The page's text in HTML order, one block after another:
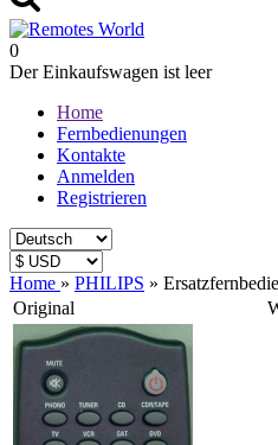
0
Der Einkaufswagen ist leer
Home
Fernbedienungen
Kontakte
Anmelden
Registrieren
Home » PHILIPS »
Original